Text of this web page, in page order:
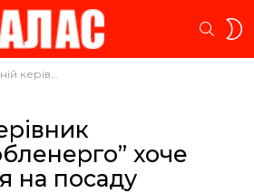
хоче повернутися на посаду
хоче
на посаду